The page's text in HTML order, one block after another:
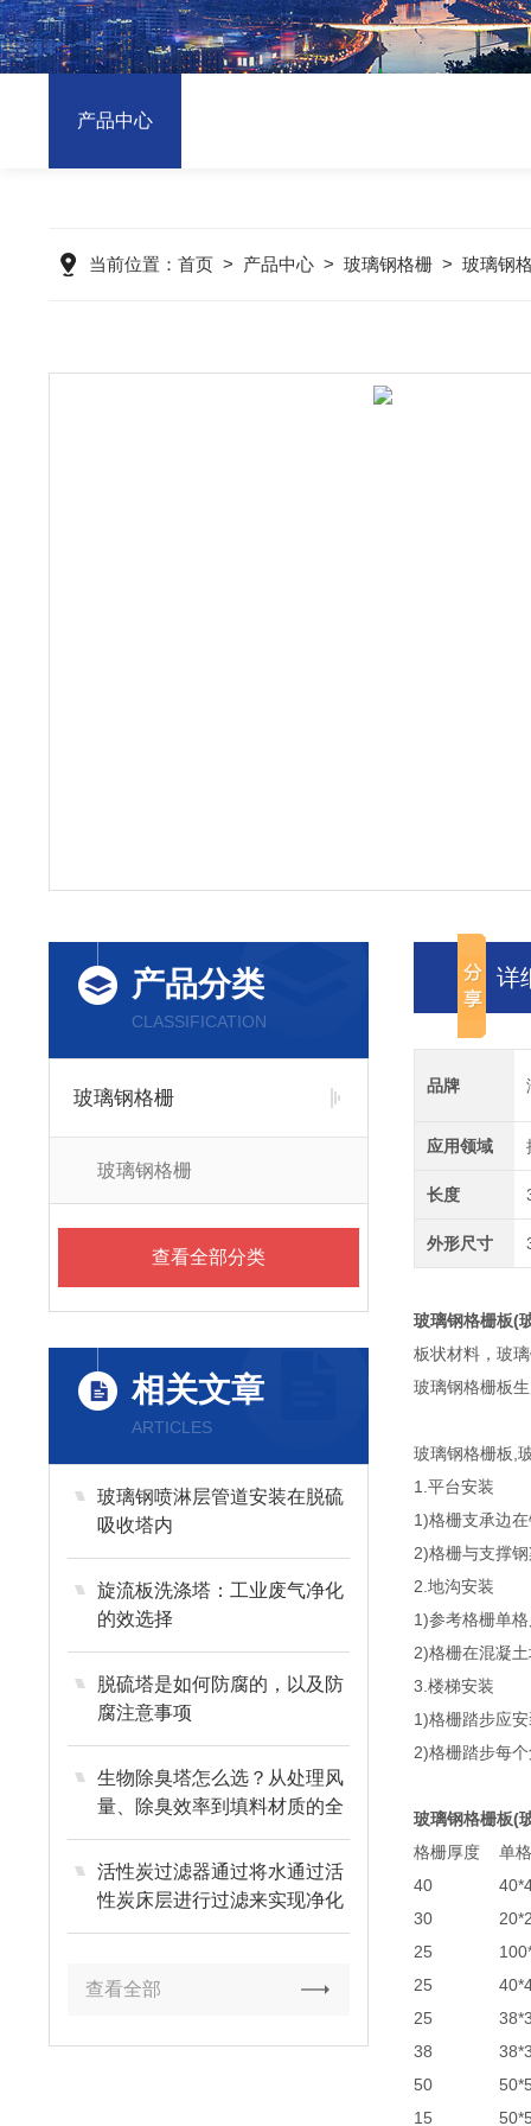
产品中心
当前位置： 首页> 产品中心> 玻璃钢格栅> 玻璃钢
产品分类
CLASSIFICATION
玻璃钢格栅
玻璃钢格栅
查看全部分类
相关文章
ARTICLES
玻璃钢喷淋层管道安装在脱硫
吸收塔内
旋流板洗涤塔：工业废气净化
的效选择
脱硫塔是如何防腐的，以及防
腐注意事项
生物除臭塔怎么选？从处理风
量、除臭效率到填料材质的全
维度选型指南
活性炭过滤器通过将水通过活
性炭床层进行过滤来实现净化
效果
查看全部
详
品牌
应用领域
长度
外形尺寸
玻璃钢格栅板(
板状材料，玻
玻璃钢格栅板
玻璃钢格栅板,
1.平台安装
1)格栅支承边
2)格栅与支撑
2.地沟安装
1)参考格栅单
2)格栅在混凝
3.楼梯安装
1)格栅踏步应
2)格栅踏步每
玻璃钢格栅板(
格栅厚度
单
40
30
25
25
25
38
50
15